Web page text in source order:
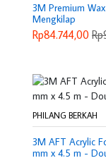
3M Premium
Mengkilap
Rp84.744,00
PHILANG BERKAH
3M AFT Acrylic
mm x 4.5 m -